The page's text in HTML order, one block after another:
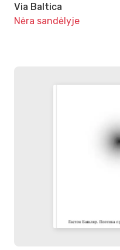
Via Baltica
Nėra sandėlyje